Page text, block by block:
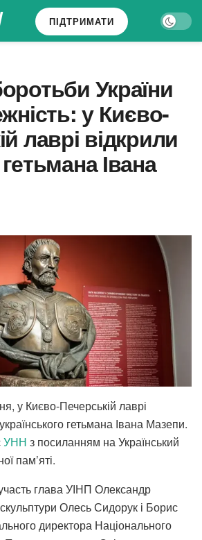
ПІДТРИМАТИ
України
у Києво-
лаврі відкрили
Івана
у Києво-Печерській лаврі
гетьмана Івана Мазепи.
УНН з посиланням на Український
пам’яті.
глава УІНП Олександр
Олесь Сидорук і Борис
директора Національного